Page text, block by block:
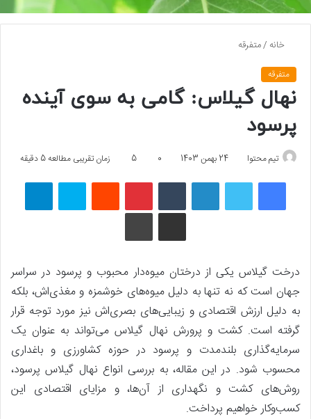
خانه /متفرقه
متفرقه
نهال گیلاس: گامی به سوی آینده
پرسود
تیم محتوا 24 بهمن 1403 0
5 زمان تقریبی مطالعه 5 دقیقه
فیسبوک لینکداین پینتریست اسکایپ
چاپ
درخت گیلاس یکی از درختان میوه‌دار محبوب و پرسود در سراسر
جهان است که نه تنها به دلیل میوه‌های خوشمزه و مغذی‌اش، بلکه
به دلیل ارزش اقتصادی و زیبایی‌های بصری‌اش نیز مورد توجه قرار
گرفته است. کشت و پرورش نهال گیلاس می‌تواند به عنوان یک
سرمایه‌گذاری بلندمدت و پرسود در حوزه کشاورزی و باغداری
محسوب شود. در این مقاله، به بررسی انواع نهال گیلاس پرسود،
روش‌های کشت و نگهداری از آن‌ها، و مزایای اقتصادی این
کسب‌وکار خواهیم پرداخت.